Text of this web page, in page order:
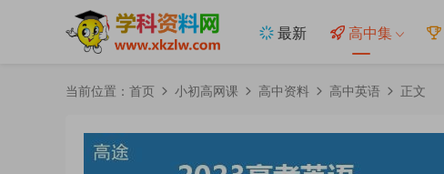
最新 高中集
当前位置： 首页 小初高网课 高中资料 高中英语 正文